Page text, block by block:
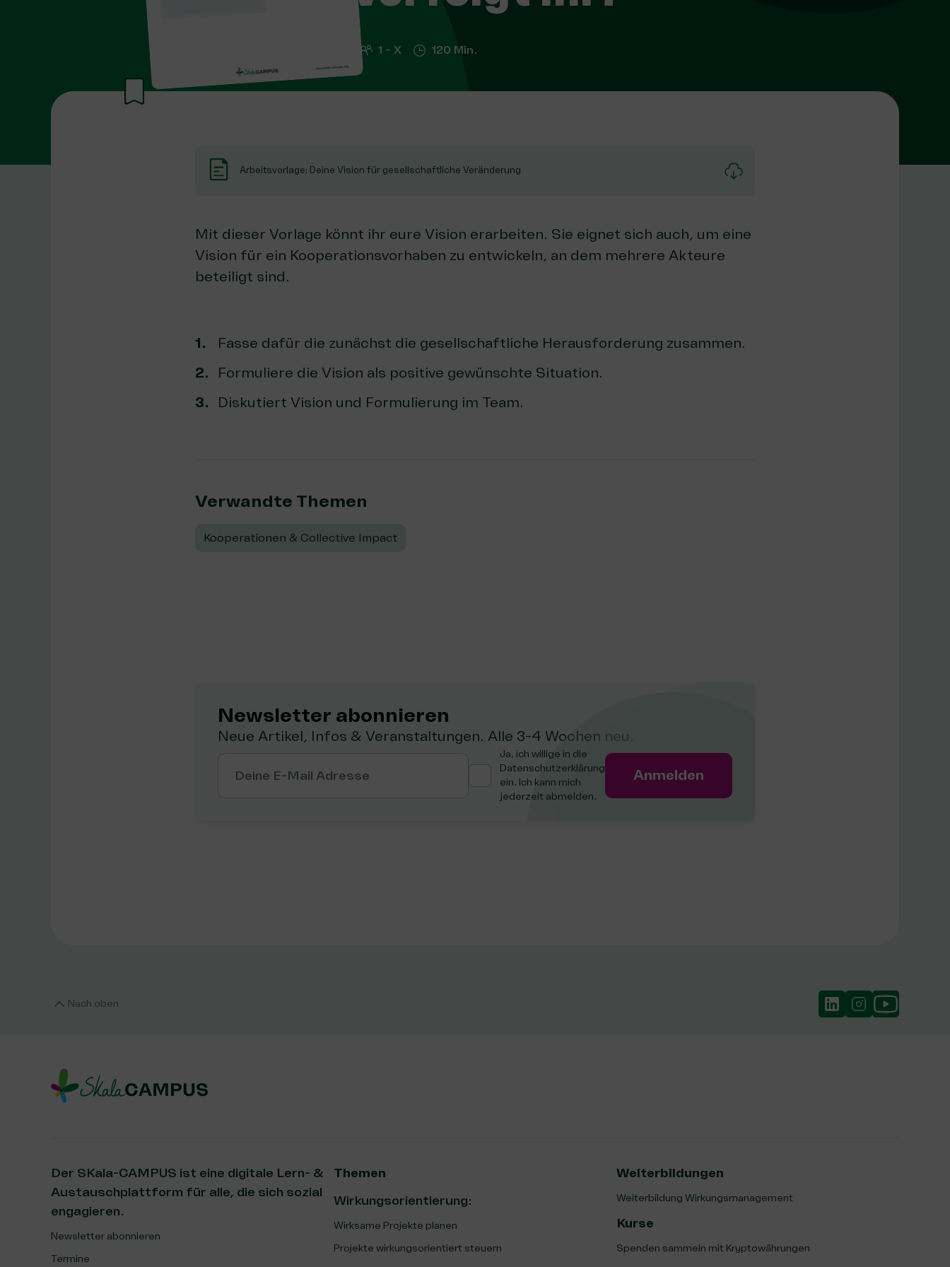
1 - X 120 Min.
Arbeitsvorlage: Deine Vision für gesellschaftliche Veränderung
Mit dieser Vorlage könnt ihr eure Vision erarbeiten. Sie eignet sich auch, um eine
Vision für ein Kooperationsvorhaben zu entwickeln, an dem mehrere Akteure
beteiligt sind.
Fasse dafür die zunächst die gesellschaftliche Herausforderung zusammen.
Formuliere die Vision als positive gewünschte Situation.
Diskutiert Vision und Formulierung im Team.
Verwandte Themen:
Kooperationen & Collective Impact
Newsletter abon­nie­ren
Neue Artikel, Infos & Veranstaltungen. Alle 3-4 Wochen neu.
Deine E-Mail Adresse
Ja, ich willige in die
Datenschutzerklärung
ein. Ich kann mich
jederzeit abmelden.
Anmelden
Nach oben
Der SKala-CAMPUS ist eine digitale Lern- &
Austauschplattform für alle, die sich sozial
engagieren.
Newsletter abonnieren
Termine
Themen
Wirkungsorientierung:
Wirksame Projekte planen
Projekte wirkungsorientiert steuern
Weiterbildungen
Weiterbildung Wirkungsmanagement
Kurse
Spenden sammeln mit Kryptowährungen